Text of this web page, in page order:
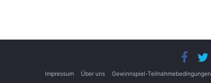
Impressum Über uns Gewinnspiel-Teilnahmebedingungen